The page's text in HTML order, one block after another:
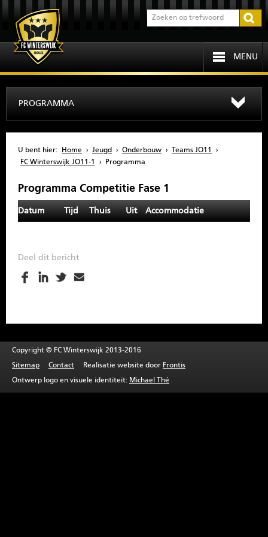
MENU
OVER FCW
INFORMATIE
SPONSOREN
MENU
PROGRAMMA
U bent hier: Home › Jeugd › Onderbouw › Teams JO11
›
FC Winterswijk JO11-1
› Programma
Programma Competitie Fase 1
Datum Tijd Thuis Uit Accommodatie
Deel dit bericht
Copyright © FC Winterswijk 2013-2016
Sitemap Contact Realisatie website door Frontis
Ontwerp logo en visuele identiteit: Michael Thé